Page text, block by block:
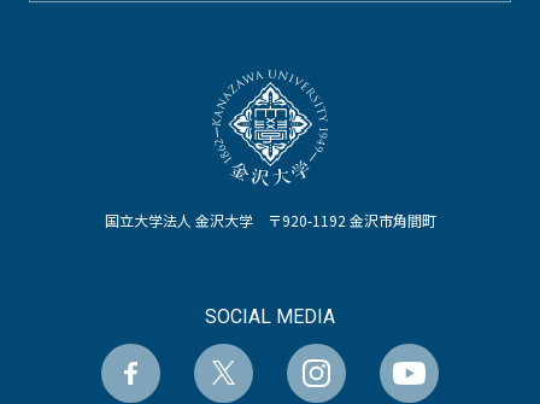
国立大学法人 金沢大学 〒920-1192 金沢市角間町
SOCIAL MEDIA